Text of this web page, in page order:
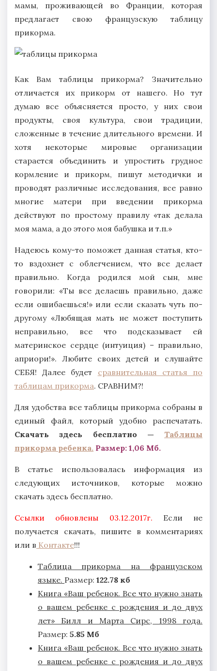
мамы, проживающей во Франции, которая
предлагает свою французскую таблицу
прикорма.
Как Вам таблицы прикорма? Значительно
отличается их прикорм от нашего. Но тут
думаю все объясняется просто, у них свои
продукты, своя культура, свои традиции,
сложенные в течение длительного времени. И
хотя некоторые мировые организации
старается объединить и упростить грудное
кормление и прикорм, пишут методички и
проводят различные исследования, все равно
многие матери при введении прикорма
действуют по простому правилу «так делала
моя мама, а до этого моя бабушка и т.п.»
Надеюсь кому-то поможет данная статья, кто-
то вздохнет с облегчением, что все делает
правильно. Когда родился мой сын, мне
говорили: «Ты все делаешь правильно, даже
если ошибаешься!» или если сказать чуть по-
другому «Любящая мать не может поступить
неправильно, все что подсказывает ей
материнское сердце (интуиция) – правильно,
априори!». Любите своих детей и слушайте
СЕБЯ! Далее будет сравнительная статья по
таблицам прикорма. СРАВНИМ?!
Для удобства все таблицы прикорма собраны в
единый файл, который удобно распечатать.
Скачать здесь бесплатно — Таблицы
прикорма ребенка. Размер: 1,06 Мб.
В статье использовалась информация из
следующих источников, которые можно
скачать здесь бесплатно.
Ссылки обновлены 03.12.2017г. Если не
получается скачать, пишите в комментариях
или в Контакте!!!
Таблица прикорма на французском
языке. Размер: 122.78 кб
Книга «Ваш ребенок. Все что нужно знать
о вашем ребенке с рождения и до двух
лет» Билл и Марта Сирс, 1998 года.
Размер: 5.85 Мб
Книга «Ваш ребенок. Все что нужно знать
о вашем ребенке с рождения и до двух